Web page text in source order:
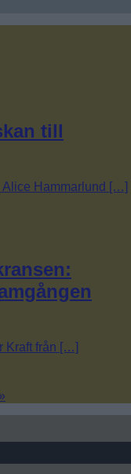
till
Alice Hammarlund […]
Kraft från […]